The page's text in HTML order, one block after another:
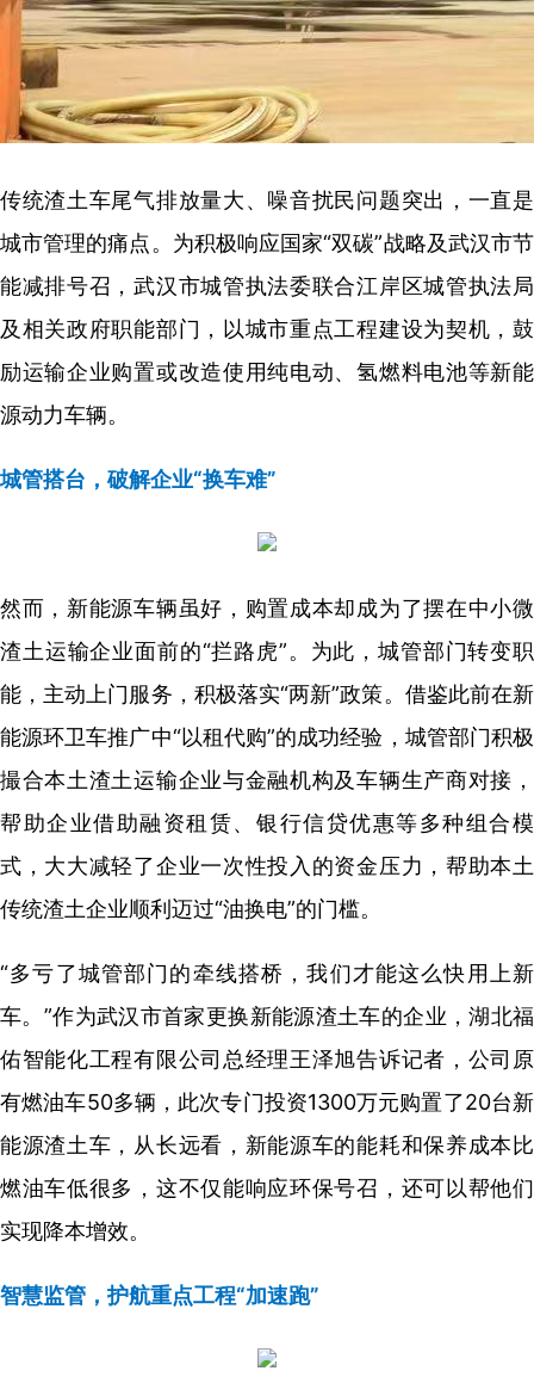
传统渣土车尾气排放量大、噪音扰民问题突出，一直是
城市管理的痛点。为积极响应国家“双碳”战略及武汉市节
能减排号召，武汉市城管执法委联合江岸区城管执法局
及相关政府职能部门，以城市重点工程建设为契机，鼓
励运输企业购置或改造使用纯电动、氢燃料电池等新能
源动力车辆。
城管搭台，破解企业“换车难”
然而，新能源车辆虽好，购置成本却成为了摆在中小微
渣土运输企业面前的“拦路虎”。为此，城管部门转变职
能，主动上门服务，积极落实“两新”政策。借鉴此前在新
能源环卫车推广中“以租代购”的成功经验，城管部门积极
撮合本土渣土运输企业与金融机构及车辆生产商对接，
帮助企业借助融资租赁、银行信贷优惠等多种组合模
式，大大减轻了企业一次性投入的资金压力，帮助本土
传统渣土企业顺利迈过“油换电”的门槛。
“多亏了城管部门的牵线搭桥，我们才能这么快用上新
车。”作为武汉市首家更换新能源渣土车的企业，湖北福
佑智能化工程有限公司总经理王泽旭告诉记者，公司原
有燃油车50多辆，此次专门投资1300万元购置了20台新
能源渣土车，从长远看，新能源车的能耗和保养成本比
燃油车低很多，这不仅能响应环保号召，还可以帮他们
实现降本增效。
智慧监管，护航重点工程“加速跑”